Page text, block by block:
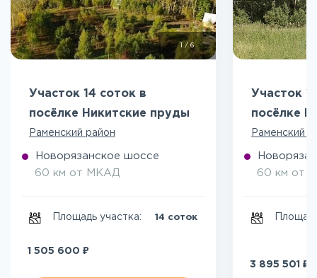
/ 6
Участок 14 соток в
посёлке Никитские пруды
Раменский район
Новорязанское шоссе
60 км от МКАД
Площадь участка: 14 соток
1 505 600 ₽
Участок
посёлке
Раменский
60 км от
3 895 501 ₽